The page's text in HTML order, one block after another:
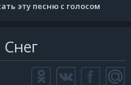
эту песню с голосом